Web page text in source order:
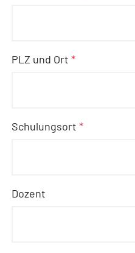
PLZ und Ort*
Schulungsort*
Dozent